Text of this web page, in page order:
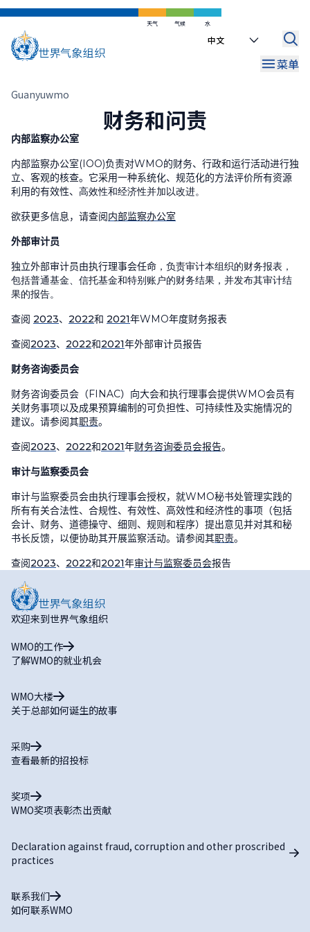
跳
天气 气候 水
Select
菜单
Regional Coordination Office
联络办公室
面
屑
Guanyuwmo
财务和问责
内部监察办公室
内部监察办公室(IOO)负责对WMO的财务、行政和运行活动进行独
立、客观的核查。它采用一种系统化、规范化的方法评价所有资源
利用的有效性、 高效性和经济性并加以改进。
欲获更多信息，请查阅内部监察办公室
外部审计员
独立外部审计员由执行理事会任命 ，负责审计本组织的财务报表，
包括普通基金、信托基金和特别账户的财务结果，并发布其审计结
果的报告。
查阅 2023、 2022和 2021年WMO年度财务报表
查阅2023、 2022和2021年外部审计员报告
财务咨询委员会
财务咨询委员会（FINAC）向大会和执行理事会提供WMO会员有
关财务事项以及成果预算编制的可负担性、可持续性及实施情况的
建议。请参阅其职责。
查阅2023、 2022和2021年财务咨询委员会报告。
审计与监察委员会
审计与监察委员会由执行理事会授权，就WMO秘书处管理实践的
所有有关合法性、合规性、有效性、高效性和经济性的事项（包括
会计、财务、道德操守、细则、规则和程序）提出意见并对其和秘
书长反馈，以便协助其开展监察活动。请参阅其职责。
查阅2023、 2022和2021年审计与监察委员会报告
欢迎来到世界气象组织
WMO的工作
了解WMO的就业机会
WMO大楼
关于总部如何诞生的故事
采购
查看最新的招投标
奖项
WMO奖项表彰杰出贡献
Declaration against fraud, corruption and other proscribed
practices
联系我们
如何联系WMO